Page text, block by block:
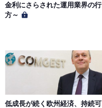
金利にさらされた運用業界の行
方～
低成長が続く欧州経済、持続可